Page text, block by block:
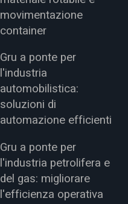
movimentazione
container
Gru a ponte per
l'industria
automobilistica:
soluzioni di
automazione efficienti
Gru a ponte per
l'industria petrolifera e
del gas: migliorare
l'efficienza operativa